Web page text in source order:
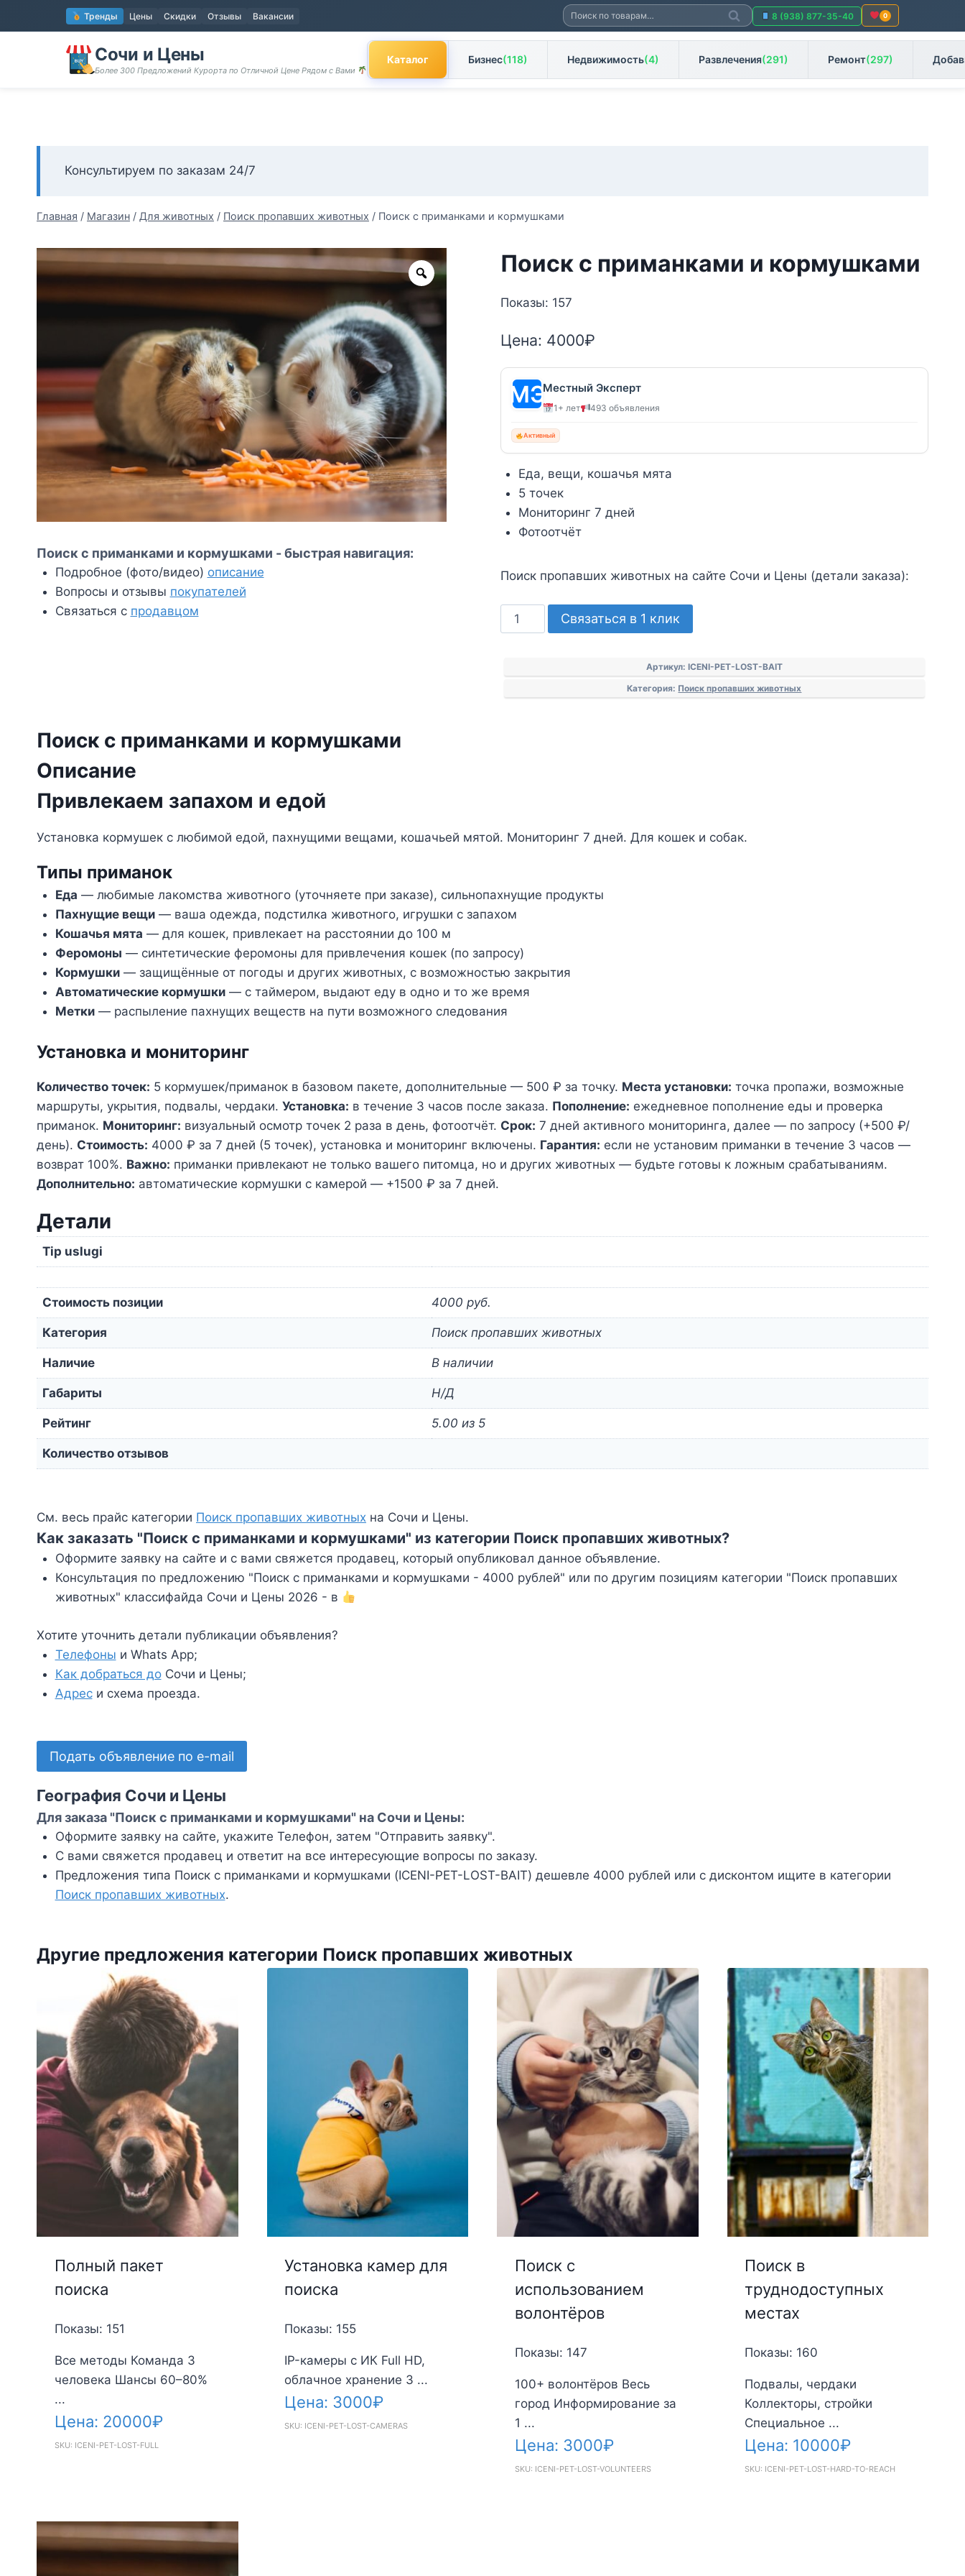
к
содержимому
Тренды Цены Скидки Отзывы Вакансии Искать:
Поиск
8 (938) 877-35-40 0
Сочи и Цены
Более 300 Предложений Курорта по Отличной Цене Рядом с Вами
Каталог Бизнес(118) Недвижимость(4) Развлечения(291) Ремонт(297)
Консультируем по заказам 24/7
Главная / Магазин / Для животных / Поиск пропавших животных / Поиск с приманками и кормушками
Zoom Поиск с приманками и кормушками
Показы: 157
Цена: 4000₽
Местный Эксперт
1+ лет 493 объявления
Активный
Еда, вещи, кошачья мята
5 точек
Мониторинг 7 дней
Фотоотчёт
Поиск пропавших животных на сайте Сочи и Цены (детали заказа):
Количество
товара
Связаться в 1 клик
Артикул: ICENI-PET-LOST-BAIT
Категория: Поиск пропавших животных
Поиск с приманками и кормушками - быстрая навигация:
Подробное (фото/видео) описание
Вопросы и отзывы покупателей
Связаться с продавцом
Поиск с приманками и кормушками
Описание
Привлекаем запахом и едой
Установка кормушек с любимой едой, пахнущими вещами, кошачьей мятой. Мониторинг 7 дней. Для кошек и собак.
Типы приманок
Еда — любимые лакомства животного (уточняете при заказе), сильнопахнущие продукты
Пахнущие вещи— ваша одежда, подстилка животного, игрушки с запахом
Кошачья мята — для кошек, привлекает на расстоянии до 100 м
Феромоны — синтетические феромоны для привлечения кошек (по запросу)
Кормушки— защищённые от погоды и других животных, с возможностью закрытия
Автоматические кормушки— с таймером, выдают еду в одно и то же время
Метки— распыление пахнущих веществ на пути возможного следования
Установка и мониторинг
Количество точек: 5 кормушек/приманок в базовом пакете, дополнительные — 500 ₽ за точку. Места установки: точка пропажи, возможные
маршруты, укрытия, подвалы, чердаки. Установка: в течение 3 часов после заказа. Пополнение: ежедневное пополнение еды и проверка
приманок. Мониторинг: визуальный осмотр точек 2 раза в день, фотоотчёт. Срок: 7 дней активного мониторинга, далее — по запросу (+500 ₽/
день). Стоимость: 4000 ₽ за 7 дней (5 точек), установка и мониторинг включены. Гарантия: если не установим приманки в течение 3 часов —
возврат 100%. Важно: приманки привлекают не только вашего питомца, но и других животных — будьте готовы к ложным срабатываниям.
Дополнительно: автоматические кормушки с камерой — +1500 ₽ за 7 дней.
Детали
Tip uslugi
Стоимость позиции 4000 руб.
Категория Поиск пропавших животных
Наличие В наличии
Габариты Н/Д
Рейтинг 5.00 из 5
Количество отзывов
См. весь прайс категории Поиск пропавших животных на Сочи и Цены.
Как заказать "Поиск с приманками и кормушками" из категории Поиск пропавших животных?
Оформите заявку на сайте и с вами свяжется продавец, который опубликовал данное объявление.
Консультация по предложению "Поиск с приманками и кормушками - 4000 рублей" или по другим позициям категории "Поиск пропавших
животных" классифайда Сочи и Цены 2026 - в
Хотите уточнить детали публикации объявления?
Телефоны и Whats App;
Как добраться доСочи и Цены;
Адреси схема проезда.
Подать объявление по e-mail
География Сочи и Цены
Для заказа "Поиск с приманками и кормушками" на Сочи и Цены:
Оформите заявку на сайте, укажите Телефон, затем "Отправить заявку".
С вами свяжется продавец и ответит на все интересующие вопросы по заказу.
Предложения типа Поиск с приманками и кормушками (ICENI-PET-LOST-BAIT) дешевле 4000 рублей или с дисконтом ищите в категории
Поиск пропавших животных.
Другие предложения категории Поиск пропавших животных
Полный пакет
поиска
Показы: 151
Все методы Команда 3
человека Шансы 60–80%
...
Цена: 20000₽
SKU: ICENI-PET-LOST-FULL
Установка камер для
поиска
Показы: 155
IP-камеры с ИК Full HD,
облачное хранение 3 ...
Цена: 3000₽
SKU: ICENI-PET-LOST-CAMERAS
Поиск с
использованием
волонтёров
Показы: 147
100+ волонтёров Весь
город Информирование за
1 ...
Цена: 3000₽
SKU: ICENI-PET-LOST-VOLUNTEERS
Поиск в
труднодоступных
местах
Показы: 160
Подвалы, чердаки
Коллекторы, стройки
Специальное ...
Цена: 10000₽
SKU: ICENI-PET-LOST-HARD-TO-REACH